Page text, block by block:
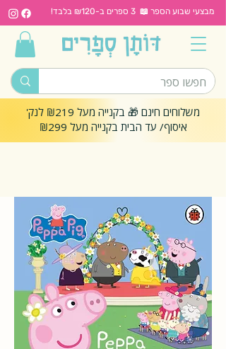
מבצעי שבוע הספר 📖 3 ספרים ב-₪120 בלבד!
משלוחים חינם 🎁 בקנייה מעל ₪219 לנק'
איסוף/ עד הבית בקנייה מעל ₪299